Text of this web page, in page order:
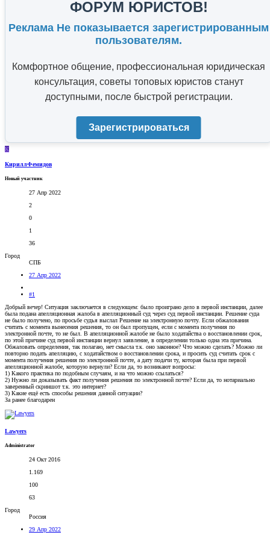
ФОРУМ ЮРИСТОВ!
Реклама Не показывается зарегистрированным
пользователям.
Комфортное общение, профессиональная юридическая
консультация, советы топовых юристов станут
доступными, после быстрой регистрации.
Зарегистрироваться
К
КириллФемидов
Новый участник
27 Апр 2022
2
0
1
36
Город
СПБ
27 Апр 2022
#1
Добрый вечер! Ситуация заключается в следующем: было проиграно дело в первой инстанции, далее
была подана апелляционная жалоба в апелляционный суд через суд первой инстанции. Решение суда
не было получено, по просьбе судья выслал Решение на электронную почту. Если обжалования
считать с момента вынесения решения, то он был пропущен, если с момента получения по
электронной почте, то не был. В апелляционной жалобе не было ходатайства о восстановлении срок,
по этой причине суд первой инстанции вернул заявление, в определении только одна эта причина.
Обжаловать определения, так полагаю, нет смысла т.к. оно законное? Что можно сделать? Можно ли
повторно подать апелляцию, с ходатайством о восстановлении срока, и просить суд считать срок с
момента получения решения по электронной почте, а дату подачи ту, которая была при первой
апелляционной жалобе, которую вернули? Если да, то возникают вопросы:
1) Какого практика по подобным случаям, и на что можно ссылаться?
2) Нужно ли доказывать факт получения решения по электронной почте? Если да, то нотариально
заверенный скриншот т.к. это интернет?
3) Какие ещё есть способы решения данной ситуации?
За ранее благодарен
Lawyers
Administrator
24 Окт 2016
1.169
100
63
Город
Россия
29 Апр 2022